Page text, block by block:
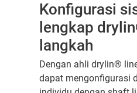
Konfigurasi
lengkap
langkah
Dengan ahli drylin®
dapat mengonfigurasi